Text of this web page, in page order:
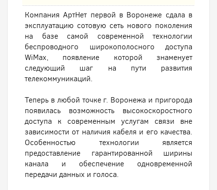
Компания АртНет первой в Воронеже сдала в
эксплуатацию сотовую сеть нового поколения
на базе самой современной технологии
беспроводного широкополосного доступа
WiMax, появление которой знаменует
следующий шаг на пути развития
телекоммуникаций.
Теперь в любой точке г. Воронежа и пригорода
появилась возможность высокоскоростного
доступа к современным услугам связи вне
зависимости от наличия кабеля и его качества.
Особенностью технологии является
предоставление гарантированной ширины
канала и обеспечение одновременной
передачи данных и голоса.